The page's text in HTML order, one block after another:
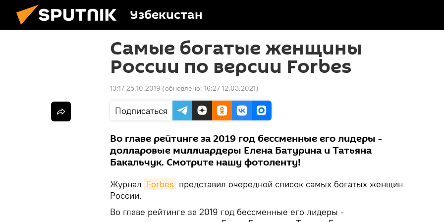
Узбекистан
Самые богатые женщины
России по версии Forbes
13:17 25.10.2019 (обновлено: 16:27 12.03.2021)
Подписаться
Во главе рейтинге за 2019 год бессменные его лидеры -
долларовые миллиардеры Елена Батурина и Татьяна
Бакальчук. Смотрите нашу фотоленту!
Журнал Forbes представил очередной список самых богатых женщин
России.
Во главе рейтинге за 2019 год бессменные его лидеры -